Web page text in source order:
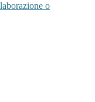
o